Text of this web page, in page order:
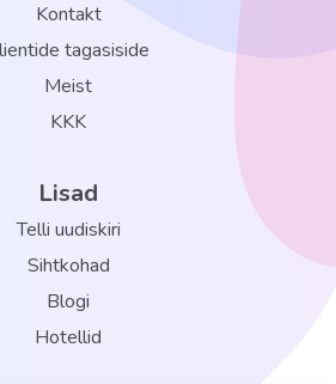
Kontakt
tagasiside
Meist
KKK
Lisad
Telli uudiskiri
Sihtkohad
Blogi
Hotellid